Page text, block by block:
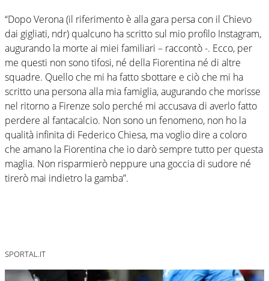
“Dopo Verona (il riferimento è alla gara persa con il Chievo
dai gigliati, ndr) qualcuno ha scritto sul mio profilo Instagram,
augurando la morte ai miei familiari – raccontò -. Ecco, per
me questi non sono tifosi, né della Fiorentina né di altre
squadre. Quello che mi ha fatto sbottare e ciò che mi ha
scritto una persona alla mia famiglia, augurando che morisse
nel ritorno a Firenze solo perché mi accusava di averlo fatto
perdere al fantacalcio. Non sono un fenomeno, non ho la
qualità infinita di Federico Chiesa, ma voglio dire a coloro
che amano la Fiorentina che io darò sempre tutto per questa
maglia. Non risparmierò neppure una goccia di sudore né
tirerò mai indietro la gamba”.
SPORTAL.IT